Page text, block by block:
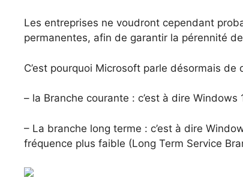
Les entreprises ne voudront cependant
permanentes, afin de garantir la pérennité
C’est pourquoi Microsoft parle désormais de
– la Branche courante : c’est à dire Windows
– La branche long terme : c’est à dire
fréquence plus faible (Long Term Service